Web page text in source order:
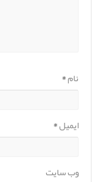
نام*
ایمیل*
وب‌ سایت